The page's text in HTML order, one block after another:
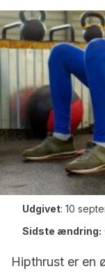
Udgivet: 10
Sidste ændring:
Hipthrust er en